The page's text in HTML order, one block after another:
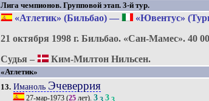
Лига чемпионов. Групповой этап. 3-й тур.
«Атлетик» (Бильбао) — «Ювентус»
21 октября 1998 г.Бильбао. «Сан-Мамес».40
Судья –
Ким-Милтон Нильсен.
«Атлетик»
13. Иманоль Эчеверрия
27-мар-1973 (25 лет).3 3